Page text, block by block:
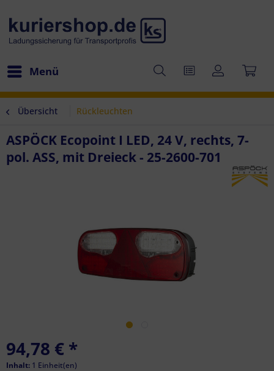
Menü
Übersicht Rückleuchten
ASPÖCK Ecopoint I LED, 24 V, rechts, 7-
pol. ASS, mit Dreieck - 25-2600-701
94,78 € *
Inhalt: 1 Einheit(en)